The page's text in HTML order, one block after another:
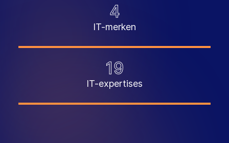
4
IT-merken
19
IT-expertises